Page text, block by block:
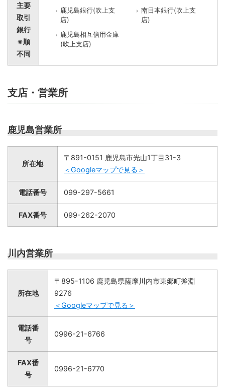
主要
取引
銀行
※順
不同
鹿児島銀行(吹上支
店)
南日本銀行(吹上支
店)
鹿児島相互信用金庫
(吹上支店)
支店・営業所
鹿児島営業所
所在地
〒891-0151 鹿児島市光山1丁目31-3
＜Googleマップで見る＞
電話番号 099-297-5661
FAX番号 099-262-2070
川内営業所
所在地
〒895-1106 鹿児島県薩摩川内市東郷町斧淵
9276
＜Googleマップで見る＞
電話番
号
0996-21-6766
FAX番
号
0996-21-6770